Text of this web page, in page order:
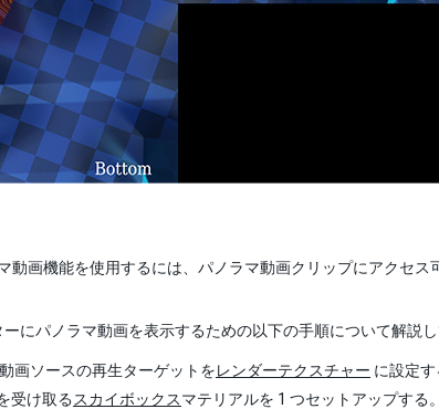
動画機能を使用するには、パノラマ動画クリップにアクセ
にパノラマ動画を表示するための以下の手順について解説し
画ソースの再生ターゲットをレンダーテクスチャー に設定す
受け取るスカイボックスマテリアルを 1 つセットアップする。